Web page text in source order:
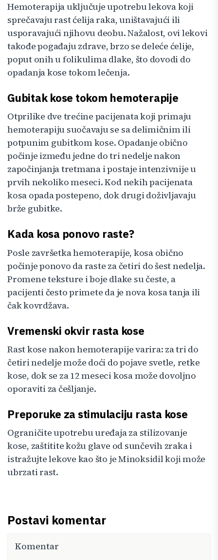
Hemoterapija uključuje upotrebu lekova koji
sprečavaju rast ćelija raka, uništavajući ili
usporavajući njihovu deobu. Nažalost, ovi lekovi
takođe pogađaju zdrave, brzo se deleće ćelije,
poput onih u folikulima dlake, što dovodi do
opadanja kose tokom lečenja.
Gubitak kose tokom hemoterapije
Otprilike dve trećine pacijenata koji primaju
hemoterapiju suočavaju se sa delimičnim ili
potpunim gubitkom kose. Opadanje obično
počinje između jedne do tri nedelje nakon
započinjanja tretmana i postaje intenzivnije u
prvih nekoliko meseci. Kod nekih pacijenata
kosa opada postepeno, dok drugi doživljavaju
brže gubitke.
Kada kosa ponovo raste?
Posle završetka hemoterapije, kosa obično
počinje ponovo da raste za četiri do šest nedelja.
Promene teksture i boje dlake su česte, a
pacijenti često primete da je nova kosa tanja ili
čak kovrdžava.
Vremenski okvir rasta kose
Rast kose nakon hemoterapije varira: za tri do
četiri nedelje može doći do pojave svetle, retke
kose, dok se za 12 meseci kosa može dovoljno
oporaviti za češljanje.
Preporuke za stimulaciju rasta kose
Ograničite upotrebu uređaja za stilizovanje
kose, zaštitite kožu glave od sunčevih zraka i
istražujte lekove kao što je Minoksidil koji može
ubrzati rast.
Postavi komentar